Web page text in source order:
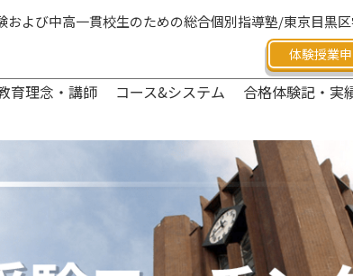
よび中高一貫校生のための総合個別指導塾/東京目黒
体験授業
育理念・講師 コース&システム 合格体験記・実